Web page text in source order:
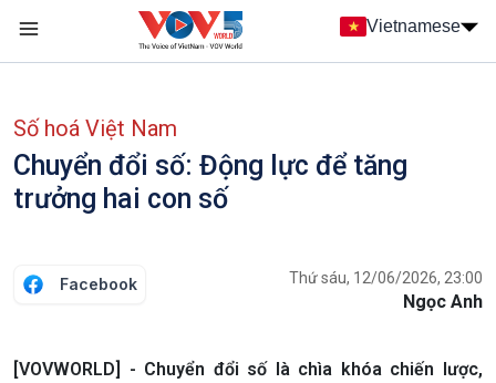
Nhảy đến nội dung
Vietnamese
Số hoá Việt Nam
Chuyển đổi số: Động lực để tăng
trưởng hai con số
Facebook Thứ sáu, 12/06/2026, 23:00
Ngọc Anh
[VOVWORLD] - Chuyển đổi số là chìa khóa chiến lược,